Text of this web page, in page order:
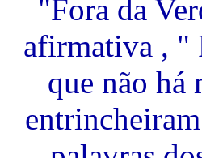
"Fora da
afirmativa , "
que não há